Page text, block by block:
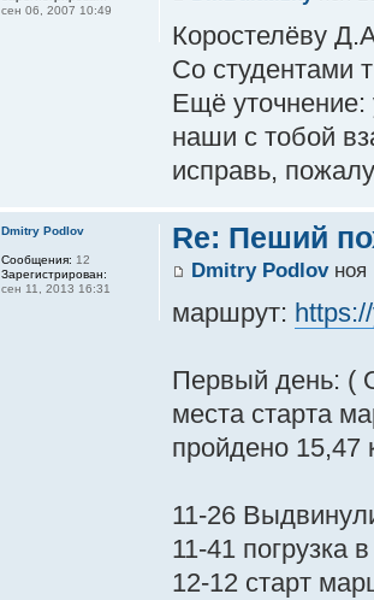
Коростелёву
Со студентами
Ещё
наши с тобой
исправь,
сен 06, 2007 10:49
Re: Пеший
Dmitry Podlovноя
маршрут:
Первый день: (
места старта
пройдено 15,47
11-26
11-41 погрузка
12-12 старт
Dmitry Podlov
Сообщения: 12
Зарегистрирован:
сен 11, 2013 16:31